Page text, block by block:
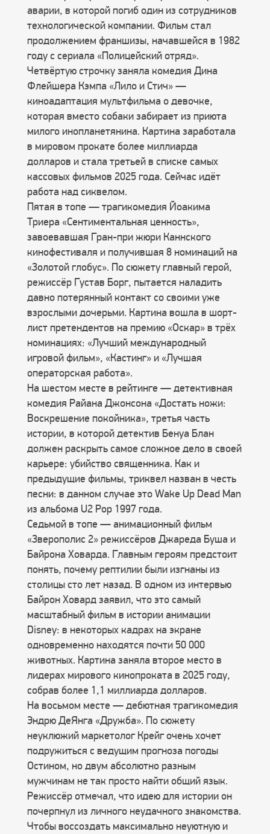
аварии, в которой погиб один из сотрудников
технологической компании. Фильм стал
продолжением франшизы, начавшейся в 1982
году с сериала «Полицейский отряд».
Четвёртую строчку заняла комедия Дина
Флейшера Кэмпа «Лило и Стич» —
киноадаптация мультфильма о девочке,
которая вместо собаки забирает из приюта
милого инопланетянина. Картина заработала
в мировом прокате более миллиарда
долларов и стала третьей в списке самых
кассовых фильмов 2025 года. Сейчас идёт
работа над сиквелом.
Пятая в топе — трагикомедия Йоакима
Триера «Сентиментальная ценность»,
завоевавшая Гран-при жюри Каннского
кинофестиваля и получившая 8 номинаций на
«Золотой глобус». По сюжету главный герой,
режиссёр Густав Борг, пытается наладить
давно потерянный контакт со своими уже
взрослыми дочерьми. Картина вошла в шорт-
лист претендентов на премию «Оскар» в трёх
номинациях: «Лучший международный
игровой фильм», «Кастинг» и «Лучшая
операторская работа».
На шестом месте в рейтинге — детективная
комедия Райана Джонсона «Достать ножи:
Воскрешение покойника», третья часть
истории, в которой детектив Бенуа Блан
должен раскрыть самое сложное дело в своей
карьере: убийство священника. Как и
предыдущие фильмы, триквел назван в честь
песни: в данном случае это Wake Up Dead Man
из альбома U2 Pop 1997 года.
Седьмой в топе — анимационный фильм
«Зверополис 2» режиссёров Джареда Буша и
Байрона Ховарда. Главным героям предстоит
понять, почему рептилии были изгнаны из
столицы сто лет назад. В одном из интервью
Байрон Ховард заявил, что это самый
масштабный фильм в истории анимации
Disney: в некоторых кадрах на экране
одновременно находятся почти 50 000
животных. Картина заняла второе место в
лидерах мирового кинопроката в 2025 году,
собрав более 1,1 миллиарда долларов.
На восьмом месте — дебютная трагикомедия
Эндрю ДеЯнга «Дружба». По сюжету
неуклюжий маркетолог Крейг очень хочет
подружиться с ведущим прогноза погоды
Остином, но двум абсолютно разным
мужчинам не так просто найти общий язык.
Режиссёр отмечал, что идею для истории он
почерпнул из личного неудачного знакомства.
Чтобы воссоздать максимально неуютную и